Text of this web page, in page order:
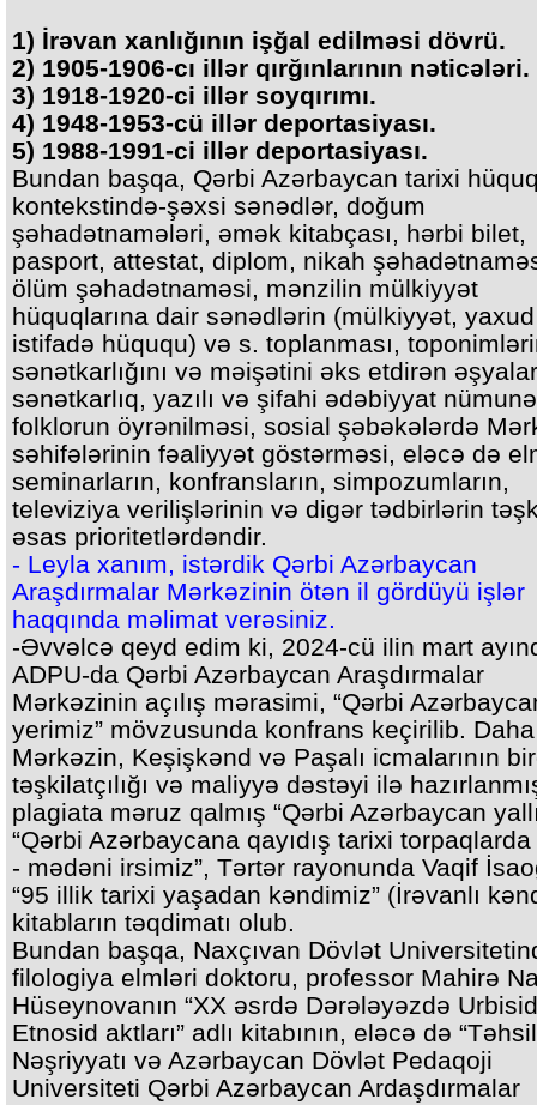
1) İrəvan xanlığının işğal edilməsi dövrü.
2) 1905-1906-cı illər qırğınlarının nəticələri.
3) 1918-1920-ci illər soyqırımı.
4) 1948-1953-cü illər deportasiyası.
5) 1988-1991-ci illər deportasiyası.
Bundan başqa, Qərbi Azərbaycan tarixi
kontekstində-şəxsi sənədlər, doğum
şəhadətnamələri, əmək kitabçası, hərbi bilet,
pasport, attestat, diplom, nikah
ölüm şəhadətnaməsi, mənzilin mülkiyyət
hüquqlarına dair sənədlərin (mülkiyyət, yaxud
istifadə hüququ) və s. toplanması,
sənətkarlığını və məişətini əks etdirən
sənətkarlıq, yazılı və şifahi ədəbiyyat
folklorun öyrənilməsi, sosial şəbəkələrdə
səhifələrinin fəaliyyət göstərməsi, eləcə də
seminarların, konfransların, simpozumların,
televiziya verilişlərinin və digər tədbirlərin
əsas prioritetlərdəndir.
- Leyla xanım, istərdik Qərbi Azərbaycan
Araşdırmalar Mərkəzinin ötən il gördüyü işlər
haqqında məlimat verəsiniz.
-Əvvəlcə qeyd edim ki, 2024-cü ilin mart
ADPU-da Qərbi Azərbaycan Araşdırmalar
Mərkəzinin açılış mərasimi, “Qərbi
yerimiz” mövzusunda konfrans keçirilib.
Mərkəzin, Keşişkənd və Paşalı icmalarının
təşkilatçılığı və maliyyə dəstəyi ilə
plagiata məruz qalmış “Qərbi Azərbaycan
“Qərbi Azərbaycana qayıdış tarixi
- mədəni irsimiz”, Tərtər rayonunda Vaqif
“95 illik tarixi yaşadan kəndimiz” (İrəvanlı
kitabların təqdimatı olub.
Bundan başqa, Naxçıvan Dövlət
filologiya elmləri doktoru, professor Mahirə
Hüseynovanın “XX əsrdə Dərələyəzdə
Etnosid aktları” adlı kitabının, eləcə də
Nəşriyyatı və Azərbaycan Dövlət Pedaqoji
Universiteti Qərbi Azərbaycan Ardaşdırmalar